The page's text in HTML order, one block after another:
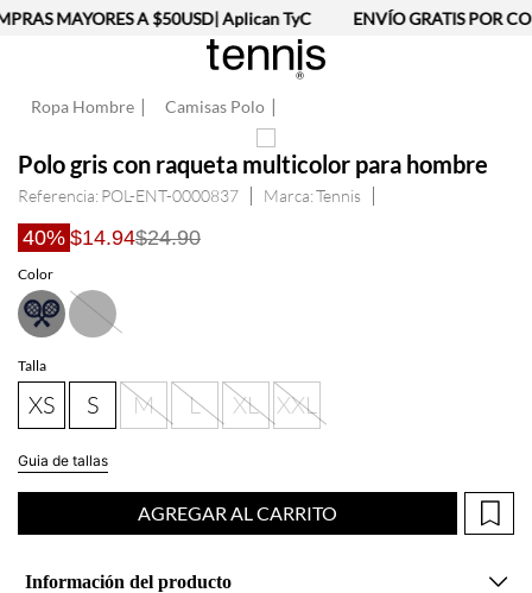
MAYORES A $50USD| Aplican TyC ENVÍO GRATIS POR
Ropa Hombre Camisas Polo
Polo gris con raqueta multicolor para hombre
Referencia: POL-ENT-0000837 Tennis
40% $14.94$24.90
Color
Talla
XS S M L XL XXL
Guia de tallas
AGREGAR AL CARRITO
Información del producto